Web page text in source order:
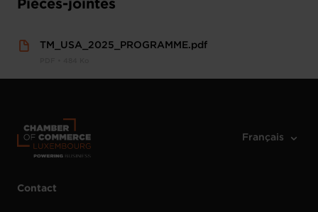
Pièces-jointes
TM_USA_2025_PROGRAMME.pdf
Contact